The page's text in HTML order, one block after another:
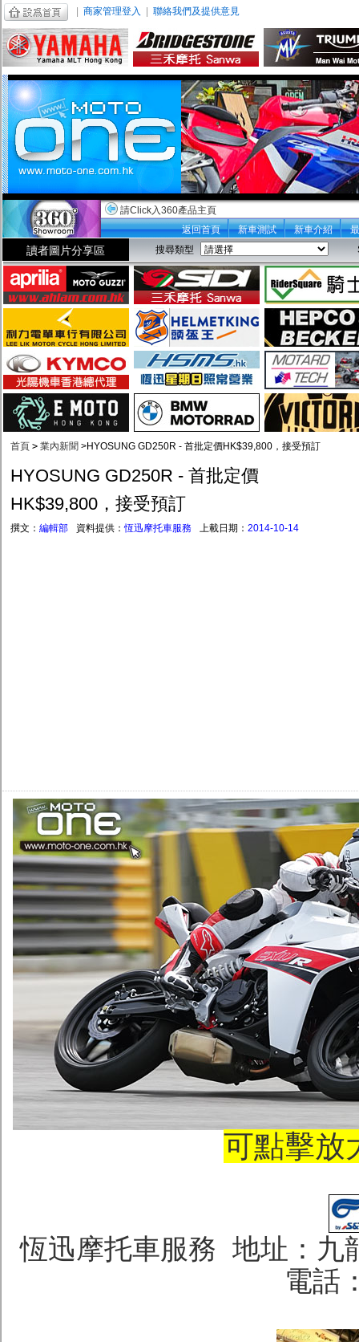
商家管理登入 聯絡我們及提供意見
請Click入360產品主頁
返回首頁
新車測試 新車介紹
讀者圖片分享區 搜尋類型
首頁 > 業內新聞 >HYOSUNG GD250R - 首批定價HK$39,800，接受預訂
HYOSUNG GD250R - 首批定價
HK$39,800，接受預訂
撰文： 編輯部 資料提供：恆迅摩托車服務 上載日期： 2014-10-14
可點擊放
恆迅摩托車服務 地址：九
電話